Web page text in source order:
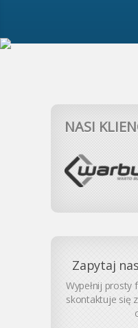
NASI
Zapytaj
Wypełnij prosty
skontaktuje się